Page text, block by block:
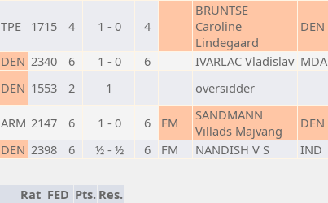
TPE 1715 4 1 - 0 4
BRUNTSE
Caroline
Lindegaard
DEN
DEN 2340 6 1 - 0 6 IVARLAC Vladislav MDA
DEN 1553 2 1 oversidder
ARM 2147 6 1 - 0 6 FM
SANDMANN
Villads Majvang
DEN
DEN 2398 6 ½ - ½ 6 FM NANDISH V S IND
Rat FED Pts. Res.